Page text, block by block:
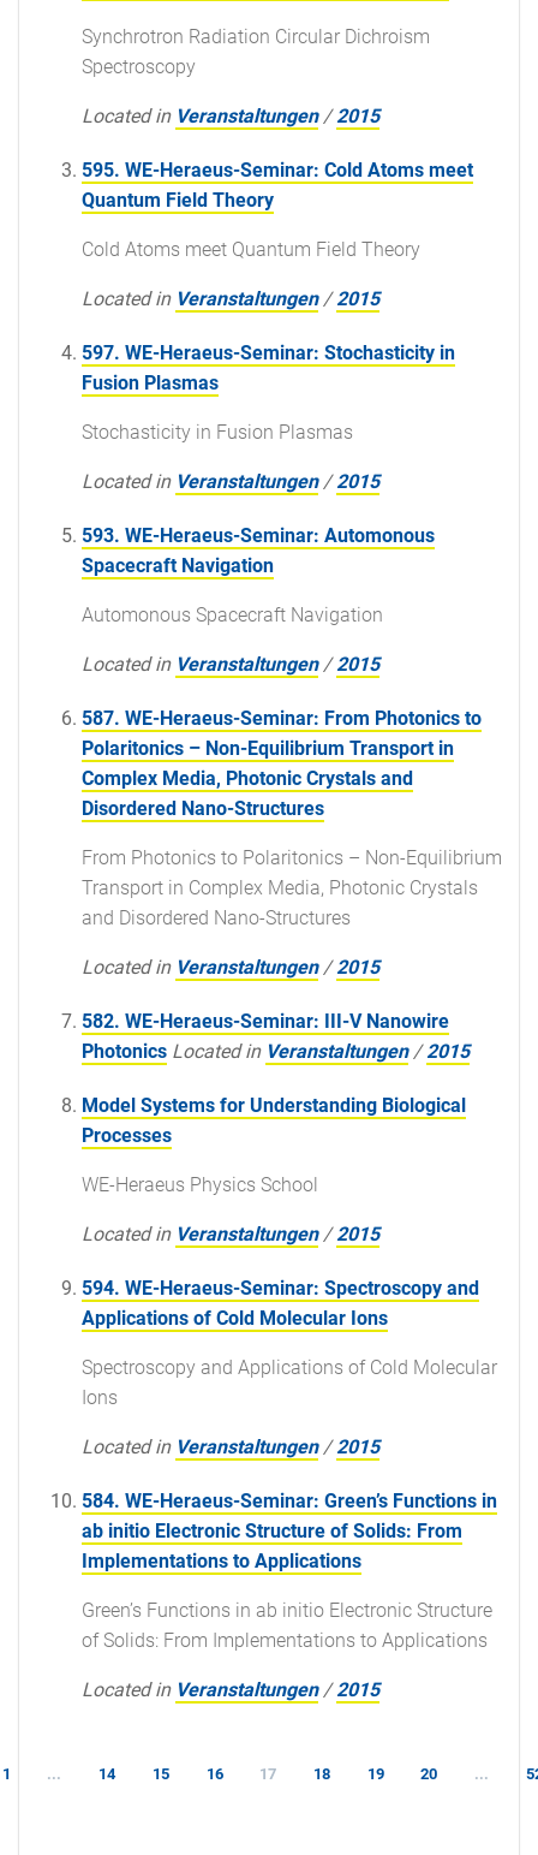
Synchrotron Radiation Circular Dichroism
Spectroscopy
Located in Veranstaltungen /2015
595. WE-Heraeus-Seminar: Cold Atoms meet
Quantum Field Theory
Cold Atoms meet Quantum Field Theory
Located in Veranstaltungen /2015
597. WE-Heraeus-Seminar: Stochasticity in
Fusion Plasmas
Stochasticity in Fusion Plasmas
Located in Veranstaltungen /2015
593. WE-Heraeus-Seminar: Automonous
Spacecraft Navigation
Automonous Spacecraft Navigation
Located in Veranstaltungen /2015
587. WE-Heraeus-Seminar: From Photonics to
Polaritonics – Non-Equilibrium Transport in
Complex Media, Photonic Crystals and
Disordered Nano-Structures
From Photonics to Polaritonics – Non-Equilibrium
Transport in Complex Media, Photonic Crystals
and Disordered Nano-Structures
Located in Veranstaltungen /2015
582. WE-Heraeus-Seminar: III-V Nanowire
Photonics Located in Veranstaltungen /2015
Model Systems for Understanding Biological
Processes
WE-Heraeus Physics School
Located in Veranstaltungen /2015
594. WE-Heraeus-Seminar: Spectroscopy and
Applications of Cold Molecular Ions
Spectroscopy and Applications of Cold Molecular
Ions
Located in Veranstaltungen /2015
584. WE-Heraeus-Seminar: Green’s Functions in
ab initio Electronic Structure of Solids: From
Implementations to Applications
Green’s Functions in ab initio Electronic Structure
of Solids: From Implementations to Applications
Located in Veranstaltungen /2015
1 ... 14 15 16 17 18 19 20 ...